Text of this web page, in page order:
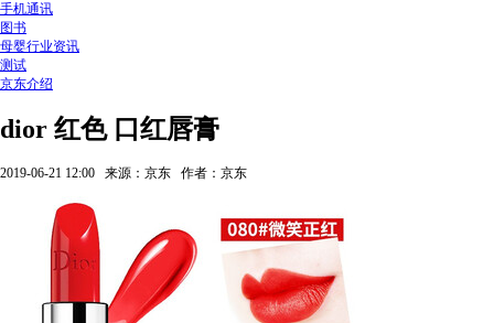
手机通讯
图书
母婴行业资讯
测试
京东介绍
dior 红色 口红唇膏
2019-06-21 12:00 来源：京东 作者：京东